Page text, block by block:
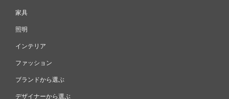
家具
照明
インテリア
ファッション
ブランドから選ぶ
デザイナーから選ぶ